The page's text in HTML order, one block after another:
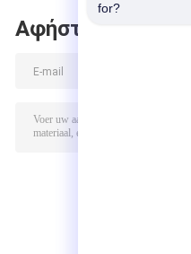
Αφήστε μήνυμα
for?